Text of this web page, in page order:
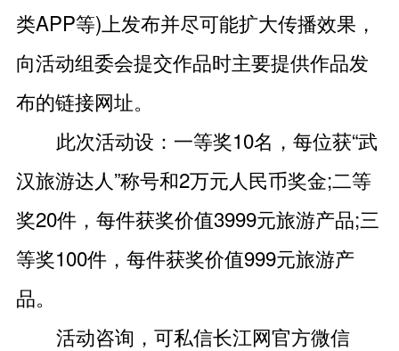
类APP等)上发布并尽可能扩大传播效果，
向活动组委会提交作品时主要提供作品发
布的链接网址。
此次活动设：一等奖10名，每位获“武
汉旅游达人”称号和2万元人民币奖金;二等
奖20件，每件获奖价值3999元旅游产品;三
等奖100件，每件获奖价值999元旅游产
品。
活动咨询，可私信长江网官方微信